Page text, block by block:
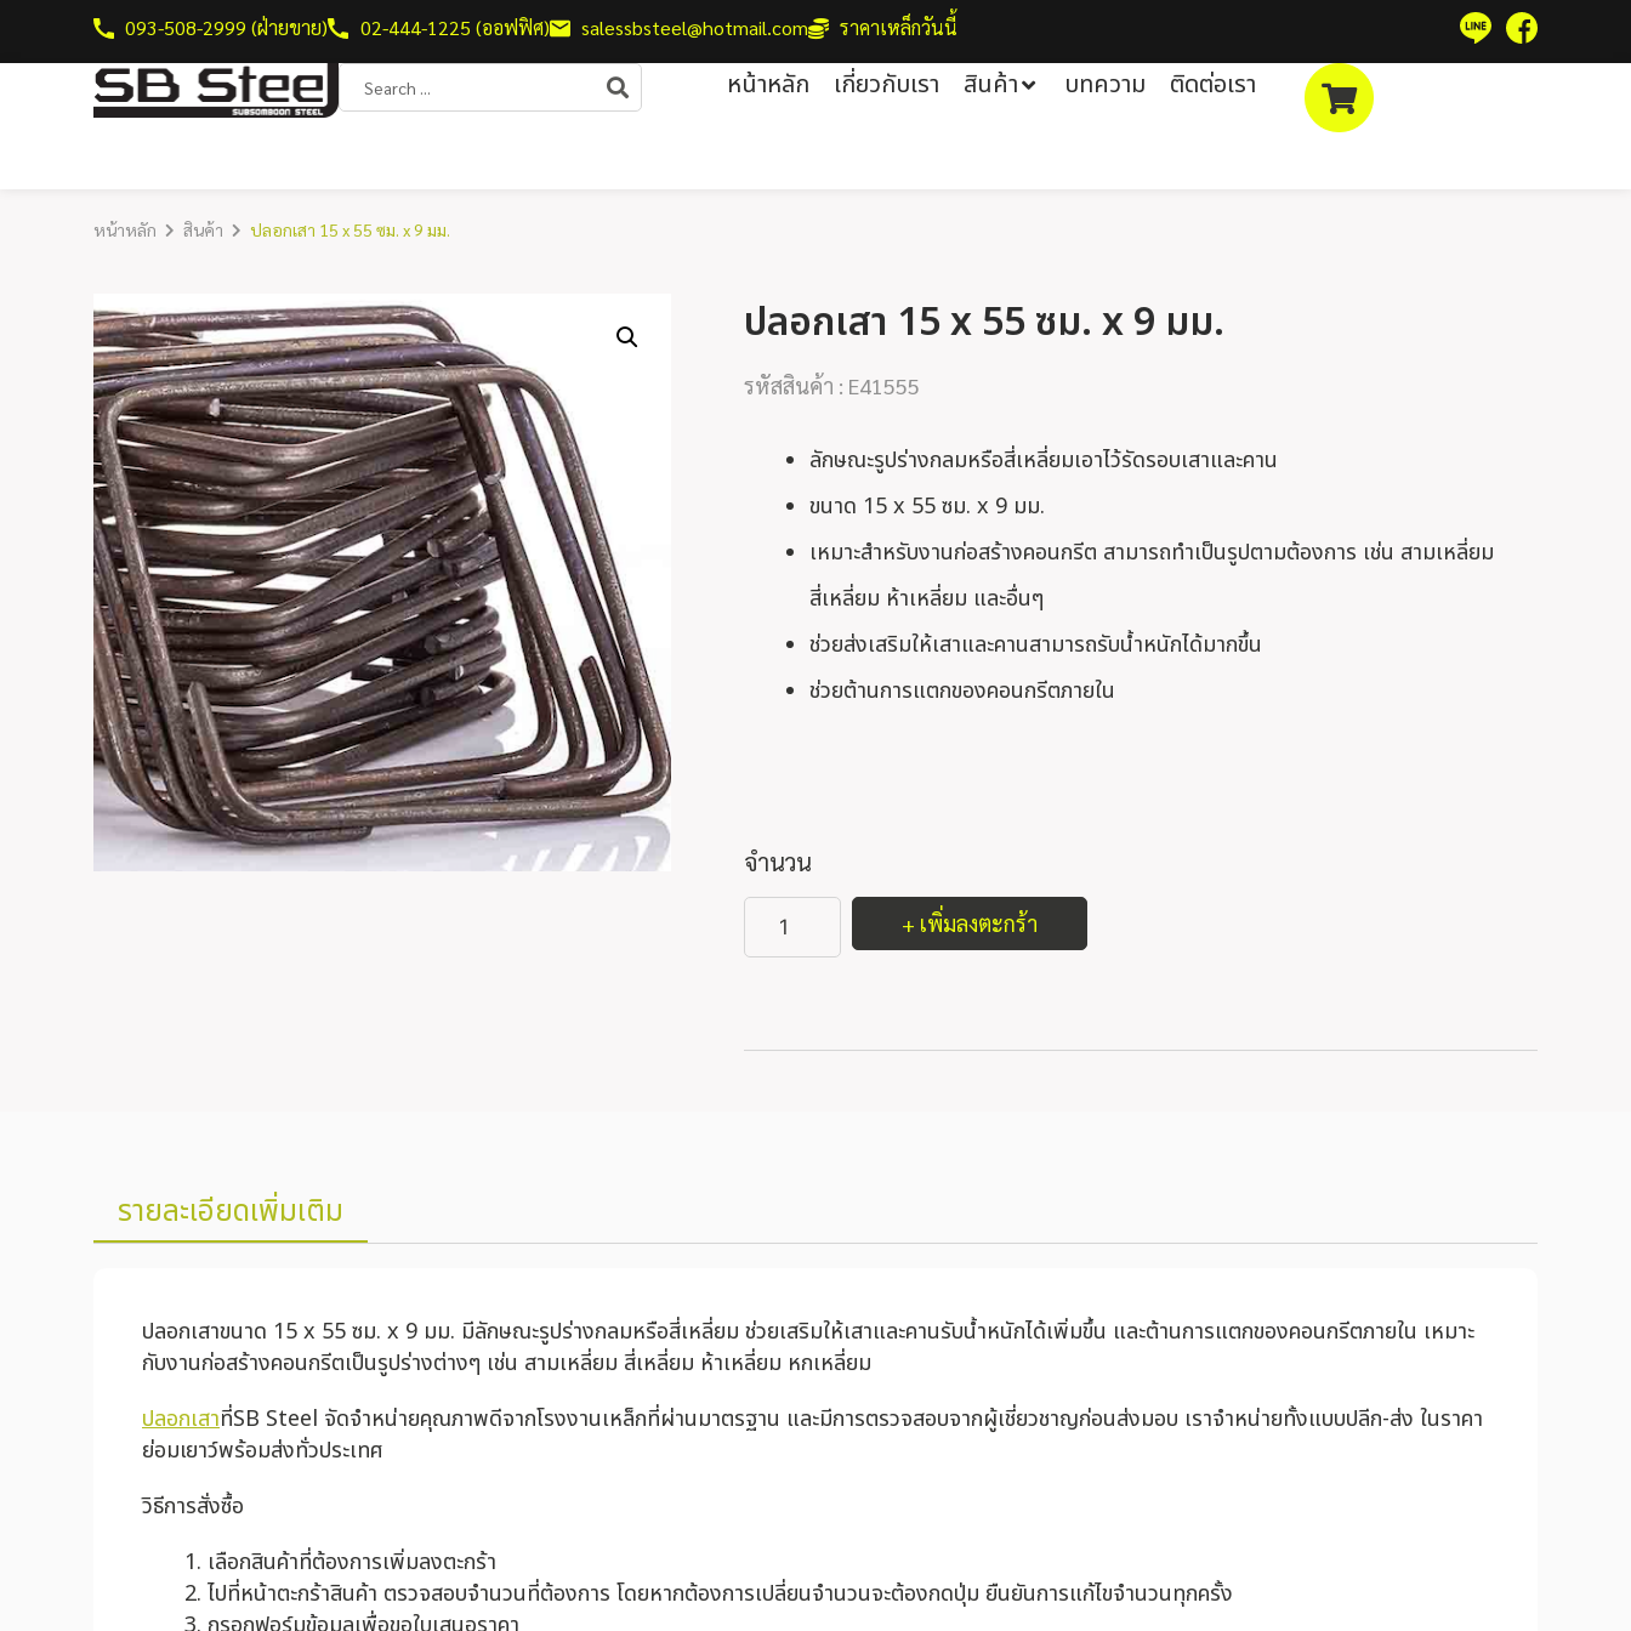
093-508-2999 (ฝ่ายขาย) 02-444-1225 (ออฟฟิศ) salessbsteel@hotmail.com ราคาเหล็กวันนี้
หน้าหลัก เกี่ยวกับเรา สินค้า บทความ ติดต่อเรา
หน้าหลัก สินค้า ปลอกเสา 15 x 55 ซม. x 9 มม.
ปลอกเสา 15 x 55 ซม. x 9 มม.
รหัสสินค้า : E41555
ลักษณะรูปร่างกลมหรือสี่เหลี่ยมเอาไว้รัดรอบเสาและคาน
ขนาด 15 x 55 ซม. x 9 มม.
เหมาะสำหรับงานก่อสร้างคอนกรีต สามารถทำเป็นรูปตามต้องการ เช่น สามเหลี่ยม
สี่เหลี่ยม ห้าเหลี่ยม และอื่นๆ
ช่วยส่งเสริมให้เสาและคานสามารถรับน้ำหนักได้มากขึ้น
ช่วยต้านการแตกของคอนกรีตภายใน
จำนวน
+ เพิ่มลงตะกร้า
รายละเอียดเพิ่มเติม
ปลอกเสาขนาด 15 x 55 ซม. x 9 มม. มีลักษณะรูปร่างกลมหรือสี่เหลี่ยม ช่วยเสริมให้เสาและคานรับน้ำหนักได้เพิ่มขึ้น และต้านการแตกของคอนกรีตภายใน เหมาะ
กับงานก่อสร้างคอนกรีตเป็นรูปร่างต่างๆ เช่น สามเหลี่ยม สี่เหลี่ยม ห้าเหลี่ยม หกเหลี่ยม
ปลอกเสาที่SB Steel จัดจำหน่ายคุณภาพดีจากโรงงานเหล็กที่ผ่านมาตรฐาน และมีการตรวจสอบจากผู้เชี่ยวชาญก่อนส่งมอบ เราจำหน่ายทั้งแบบปลีก-ส่ง ในราคา
ย่อมเยาว์พร้อมส่งทั่วประเทศ
วิธีการสั่งซื้อ
เลือกสินค้าที่ต้องการเพิ่มลงตะกร้า
ไปที่หน้าตะกร้าสินค้า ตรวจสอบจำนวนที่ต้องการ โดยหากต้องการเปลี่ยนจำนวนจะต้องกดปุ่ม ยืนยันการแก้ไขจำนวนทุกครั้ง